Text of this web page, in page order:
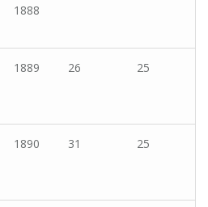
1888
1889 26 25
1890 31 25